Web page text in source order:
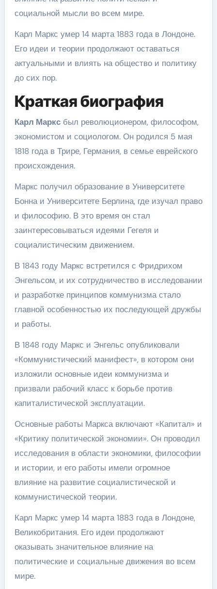
социальной мысли во всем мире.
Карл Маркс умер 14 марта 1883 года в Лондоне.
Его идеи и теории продолжают оставаться
актуальными и влиять на общество и политику
до сих пор.
Краткая биография
Карл Марксбыл революционером, философом,
экономистом и социологом. Он родился 5 мая
1818 года в Трире, Германия, в семье еврейского
происхождения.
Маркс получил образование в Университете
Бонна и Университете Берлина, где изучал право
и философию. В это время он стал
заинтересовываться идеями Гегеля и
социалистическим движением.
В 1843 году Маркс встретился с Фридрихом
Энгельсом, и их сотрудничество в исследовании
и разработке принципов коммунизма стало
главной особенностью их последующей дружбы
и работы.
В 1848 году Маркс и Энгельс опубликовали
«Коммунистический манифест», в котором они
изложили основные идеи коммунизма и
призвали рабочий класс к борьбе против
капиталистической эксплуатации.
Основные работы Маркса включают «Капитал» и
«Критику политической экономии». Он проводил
исследования в области экономики, философии
и истории, и его работы имели огромное
влияние на развитие социалистической и
коммунистической теории.
Карл Маркс умер 14 марта 1883 года в Лондоне,
Великобритания. Его идеи продолжают
оказывать значительное влияние на
политические и социальные движения во всем
мире.